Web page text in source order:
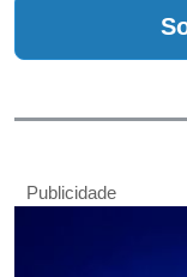
Publicidade